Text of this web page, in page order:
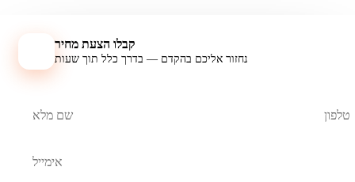
קבלו הצעת מחיר
נחזור אליכם בהקדם — בדרך כלל תוך שעות